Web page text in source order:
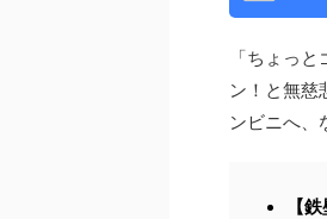
「ちょっ
ン！と無慈
ンビニへ、
【